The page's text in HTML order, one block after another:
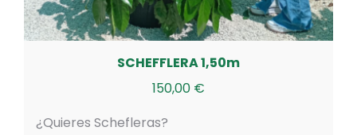
SCHEFFLERA 1,50m
150,00 €
¿Quieres Schefleras?